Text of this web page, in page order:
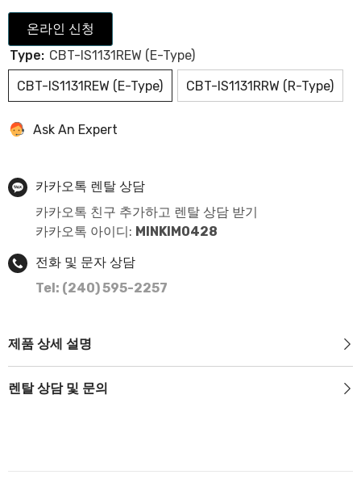
온라인 신청
Type: CBT-IS1131REW (E-Type)
CBT-IS1131REW (E-Type)
CBT-IS1131RRW (R-Type)
Ask An Expert
카카오톡 렌탈 상담
카카오톡 친구 추가하고 렌탈 상담 받기
카카오톡 아이디: MINKIM0428
전화 및 문자 상담
Tel: (240) 595-2257
제품 상세 설명
렌탈 상담 및 문의